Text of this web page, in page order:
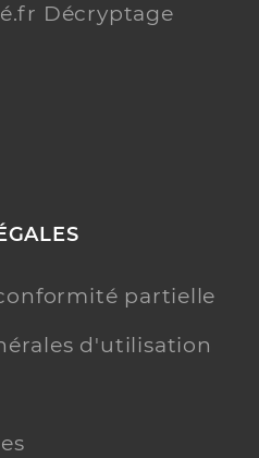
Décryptage
partielle
d'utilisation